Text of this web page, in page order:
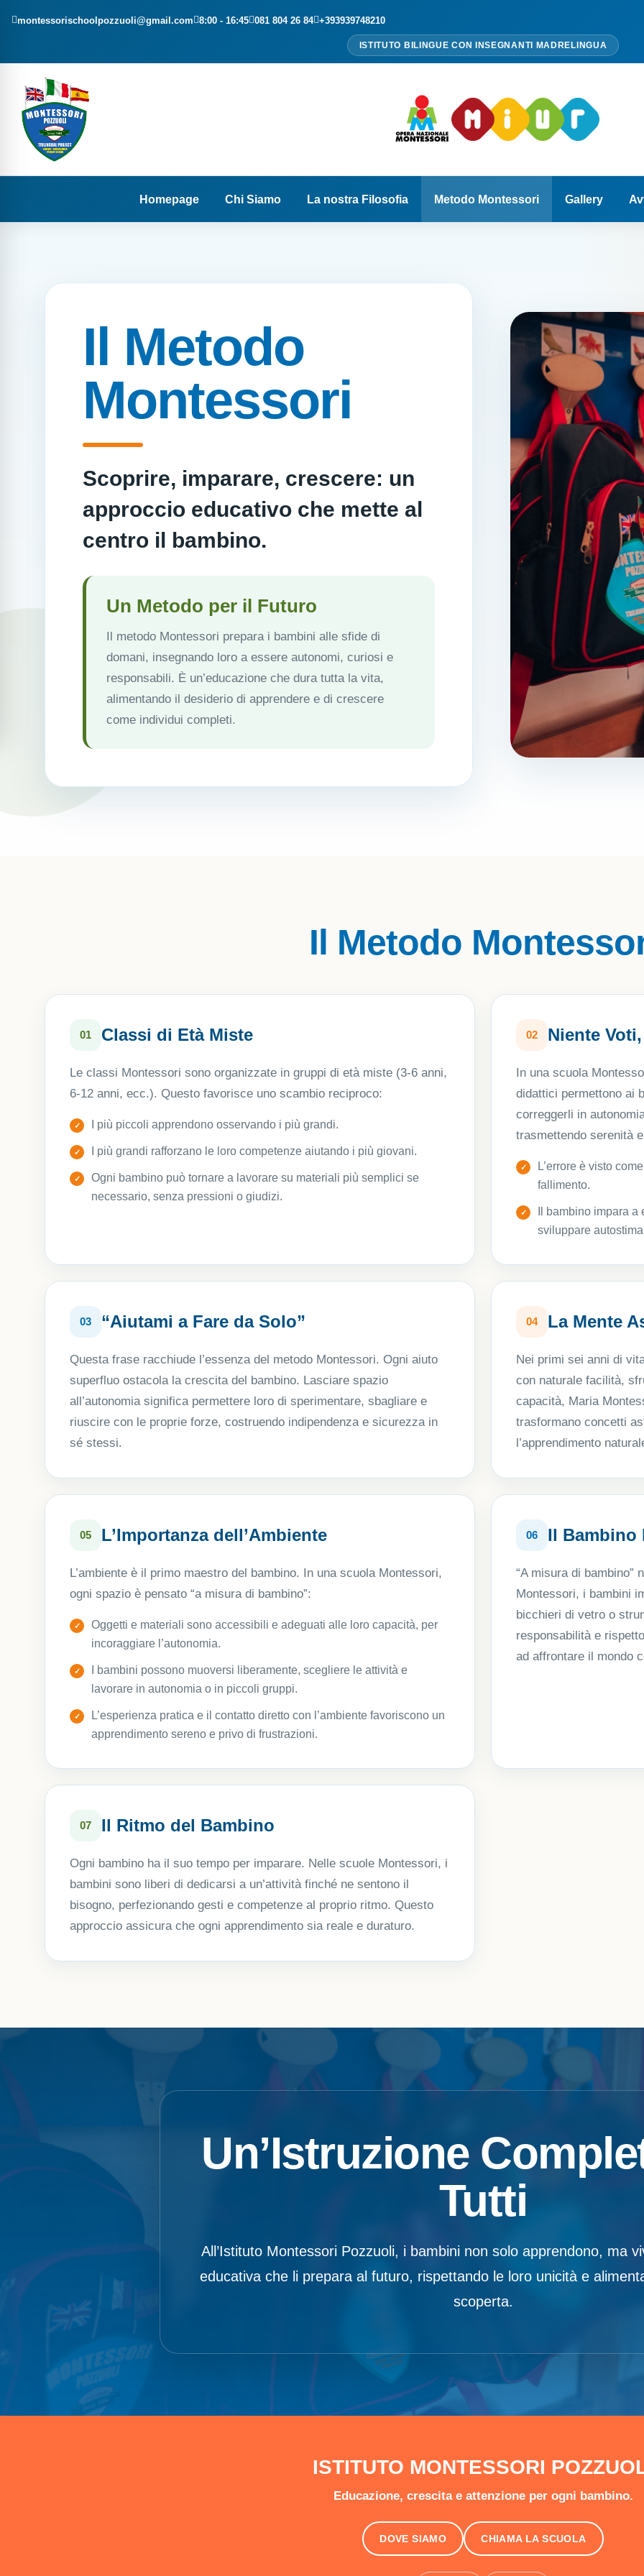
montessorischoolpozzuoli@gmail.com 8:00 - 16:45 081 804 26 84 +393939748210
ISTITUTO BILINGUE CON INSEGNANTI MADRELINGUA
Homepage Chi Siamo La nostra Filosofia Metodo Montessori Gallery
Il Metodo
Montessori
Scoprire, imparare, crescere: un
approccio educativo che mette al
centro il bambino.
Un Metodo per il Futuro
Il metodo Montessori prepara i bambini alle sfide di
domani, insegnando loro a essere autonomi, curiosi e
responsabili. È un’educazione che dura tutta la vita,
alimentando il desiderio di apprendere e di crescere
come individui completi.
Il Metodo
01 Classi di Età Miste
Le classi Montessori sono organizzate in gruppi di età miste (3-6 anni,
6-12 anni, ecc.). Questo favorisce uno scambio reciproco:
I più piccoli apprendono osservando i più grandi.
I più grandi rafforzano le loro competenze aiutando i più giovani.
Ogni bambino può tornare a lavorare su materiali più semplici se
necessario, senza pressioni o giudizi.
02 Niente
In una scuola
didattici permettono ai
correggerli in
trasmettendo serenità
L’errore è visto
fallimento.
Il bambino impara
sviluppare
03 “Aiutami a Fare da Solo”
Questa frase racchiude l’essenza del metodo Montessori. Ogni aiuto
superfluo ostacola la crescita del bambino. Lasciare spazio
all’autonomia significa permettere loro di sperimentare, sbagliare e
riuscire con le proprie forze, costruendo indipendenza e sicurezza in
sé stessi.
04 La Mente
Nei primi sei anni di
con naturale facilità,
capacità, Maria
trasformano concetti
l’apprendimento
05 L’Importanza dell’Ambiente
L’ambiente è il primo maestro del bambino. In una scuola Montessori,
ogni spazio è pensato “a misura di bambino”:
Oggetti e materiali sono accessibili e adeguati alle loro capacità, per
incoraggiare l’autonomia.
I bambini possono muoversi liberamente, scegliere le attività e
lavorare in autonomia o in piccoli gruppi.
L’esperienza pratica e il contatto diretto con l’ambiente favoriscono un
apprendimento sereno e privo di frustrazioni.
06 Il Bambino
“A misura di bambino”
Montessori, i bambini
bicchieri di vetro o
responsabilità e
ad affrontare il mondo
07 Il Ritmo del Bambino
Ogni bambino ha il suo tempo per imparare. Nelle scuole Montessori, i
bambini sono liberi di dedicarsi a un’attività finché ne sentono il
bisogno, perfezionando gesti e competenze al proprio ritmo. Questo
approccio assicura che ogni apprendimento sia reale e duraturo.
Un’Istruzione
Tutti
All’Istituto Montessori Pozzuoli, i bambini non solo apprendono, ma
educativa che li prepara al futuro, rispettando le loro unicità e
scoperta.
ISTITUTO MONTESSORI
Educazione, crescita e attenzione per ogni bambino.
DOVE SIAMO CHIAMA LA SCUOLA